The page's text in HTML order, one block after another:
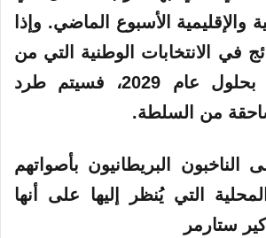
والإقليمية الأسبوع الماضي. وإذا
في الانتخابات الوطنية التي من
المقرر إجراؤها بحلول عام 2029، فسيتم طرد
من السلطة.
الناخبون البريطانيون بأصواتهم
التي يُنظر إليها على أنها
ستارمر